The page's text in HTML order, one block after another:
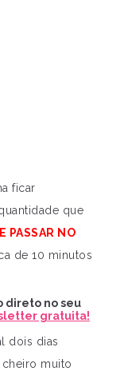
ficar
que
PASSAR NO
de 10 minutos
direto no seu
gratuita!
dois dias
muito